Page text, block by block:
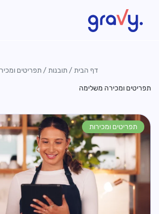
דף הבית/תובנות/תפריטים
תפריטים ומכירה משלימה
תפריטים ומכירות